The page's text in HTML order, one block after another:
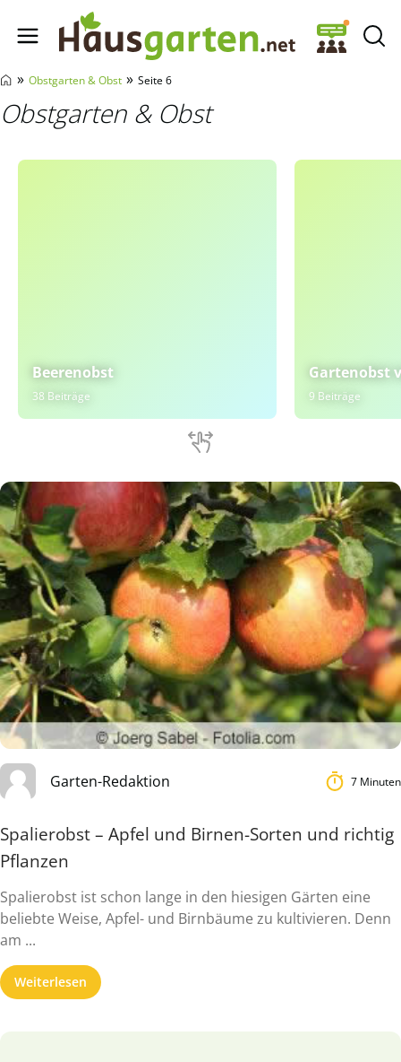
Hausgarten.net
» Obstgarten & Obst » Seite 6
Obstgarten & Obst
Beerenobst
38 Beiträge
Gartenobst
9 Beiträge
Garten-Redaktion 7 Minuten
Spalierobst – Apfel und Birnen-Sorten und richtig
Pflanzen
Spalierobst ist schon lange in den hiesigen Gärten eine
beliebte Weise, Apfel- und Birnbäume zu kultivieren. Denn
am ...
Weiterlesen